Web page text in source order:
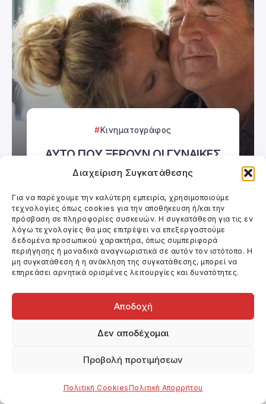
Διαχείριση Συγκατάθεσης
Για να παρέχουμε την καλύτερη εμπειρία, χρησιμοποιούμε
τεχνολογίες όπως cookies για την αποθήκευση ή/και την
πρόσβαση σε πληροφορίες συσκευών. Η συγκατάθεση για τις εν
λόγω τεχνολογίες θα μας επιτρέψει να επεξεργαστούμε
δεδομένα προσωπικού χαρακτήρα, όπως συμπεριφορά
περιήγησης ή μοναδικά αναγνωριστικά σε αυτόν τον ιστότοπο. Η
μη συγκατάθεση ή η ανάκληση της συγκατάθεσης, μπορεί να
επηρεάσει αρνητικά ορισμένες λειτουργίες και δυνατότητες.
Αποδοχή
Δεν αποδέχομαι
Προβολή προτιμήσεων
Πολιτική CookiesΠολιτική Απορρήτου
Κινηματογράφος
ΑΥΤΟ ΠΟΥ ΞΕΡΟΥΝ ΟΙ ΓΥΝΑΙΚΕΣ
Κινηματογράφος